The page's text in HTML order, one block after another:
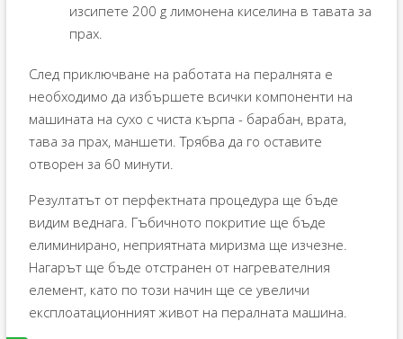
изсипете 200 g лимонена киселина в тавата за
прах.
След приключване на работата на пералнята е
необходимо да избършете всички компоненти на
машината на сухо с чиста кърпа - барабан, врата,
тава за прах, маншети. Трябва да го оставите
отворен за 60 минути.
Резултатът от перфектната процедура ще бъде
видим веднага. Гъбичното покритие ще бъде
елиминирано, неприятната миризма ще изчезне.
Нагарът ще бъде отстранен от нагревателния
елемент, като по този начин ще се увеличи
експлоатационният живот на пералната машина.